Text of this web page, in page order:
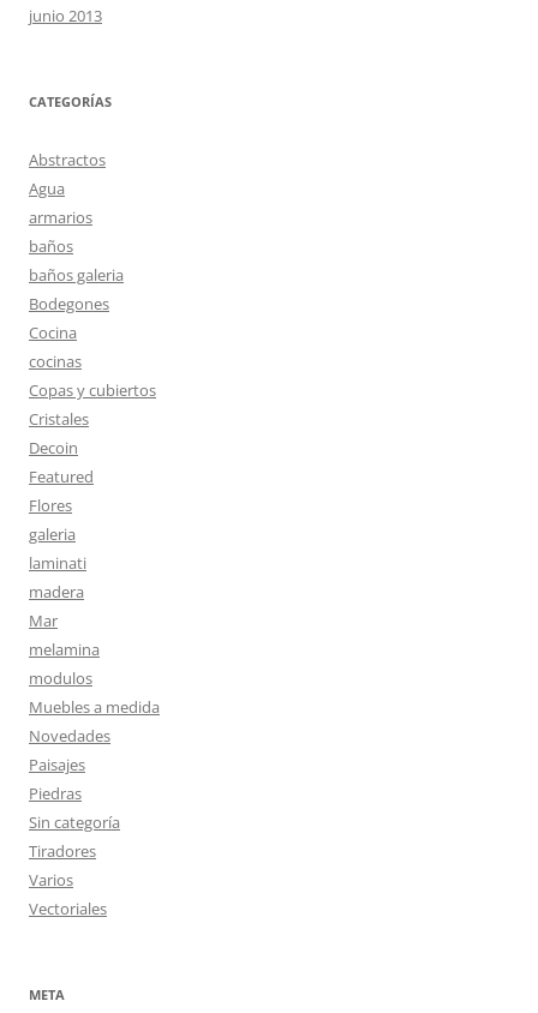
junio 2013
CATEGORÍAS
Abstractos
Agua
armarios
baños
baños galeria
Bodegones
Cocina
cocinas
Copas y cubiertos
Cristales
Decoin
Featured
Flores
galeria
laminati
madera
Mar
melamina
modulos
Muebles a medida
Novedades
Paisajes
Piedras
Sin categoría
Tiradores
Varios
Vectoriales
META